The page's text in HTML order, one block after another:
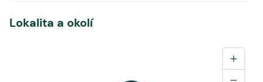
Lokalita a okolí